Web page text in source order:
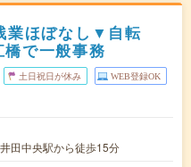
業ほぼなし▼自転
で一般事務
土日祝日が休み WEB登録OK
田中央駅から徒歩15分